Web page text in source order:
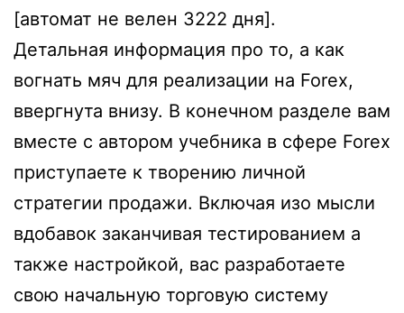
[автомат не велен 3222 дня].
Детальная информация про то, а как
вогнать мяч для реализации на Forex,
ввергнута внизу. В конечном разделе вам
вместе с автором учебника в сфере Forex
приступаете к творению личной
стратегии продажи. Включая изо мысли
вдобавок заканчивая тестированием а
также настройкой, вас разработаете
свою начальную торговую систему